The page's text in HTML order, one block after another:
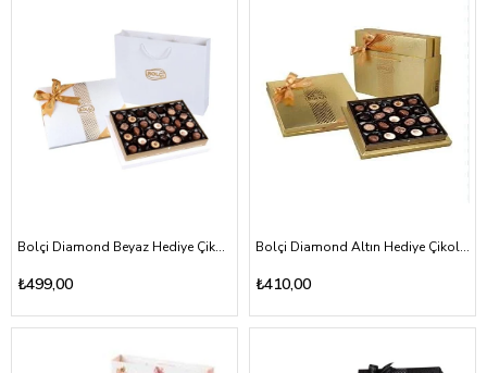
Bolçi Diamond Beyaz Hediye Çikolata Kutu 285gr
₺499,00
Bolçi Diamond Altın Hediye Çikolata Kutu 215gr
₺410,00